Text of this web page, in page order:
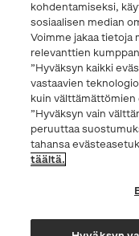
Marimekko.com
Facebook
kohdentamiseksi,
sosiaalisen median
Voimme jakaa tietoja
relevanttien
”Hyväksyn kaikki
vastaavien
kuin välttämättömien
”Hyväksyn vain
peruuttaa
tahansa
täältä.